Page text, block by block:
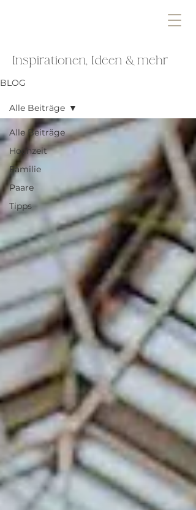
Inspirationen, Ideen & mehr
BLOG
Alle Beiträge
Hochzeit
Familie
Paare
Tipps
Alle Beiträge